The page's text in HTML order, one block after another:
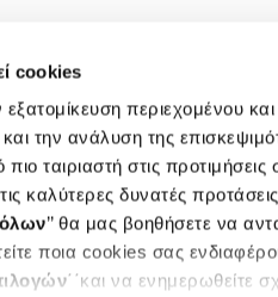
cookies
περιεχομένου
την ανάλυση της
ταιριαστή στις προτιμήσεις
καλύτερες δυνατές
’’ θα μας βοηθήσετε να
ποια cookies σας
΄΄και να ενημερωθείτε